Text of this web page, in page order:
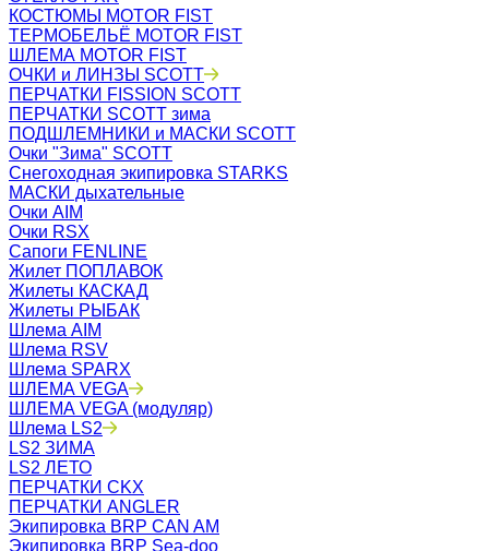
КОСТЮМЫ MOTOR FIST
ТЕРМОБЕЛЬЁ MOTOR FIST
ШЛЕМА MOTOR FIST
ОЧКИ и ЛИНЗЫ SCOTT
ПЕРЧАТКИ FISSION SCOTT
ПЕРЧАТКИ SCOTT зима
ПОДШЛЕМНИКИ и МАСКИ SCOTT
Очки "Зима" SCOTT
Снегоходная экипировка STARKS
МАСКИ дыхательные
Очки AIM
Очки RSX
Сапоги FENLINE
Жилет ПОПЛАВОК
Жилеты КАСКАД
Жилеты РЫБАК
Шлема AIM
Шлема RSV
Шлема SPARX
ШЛЕМА VEGA
ШЛЕМА VEGA (модуляр)
Шлема LS2
LS2 ЗИМА
LS2 ЛЕТО
ПЕРЧАТКИ CKX
ПЕРЧАТКИ ANGLER
Экипировка BRP CAN AM
Экипировка BRP Sea-doo